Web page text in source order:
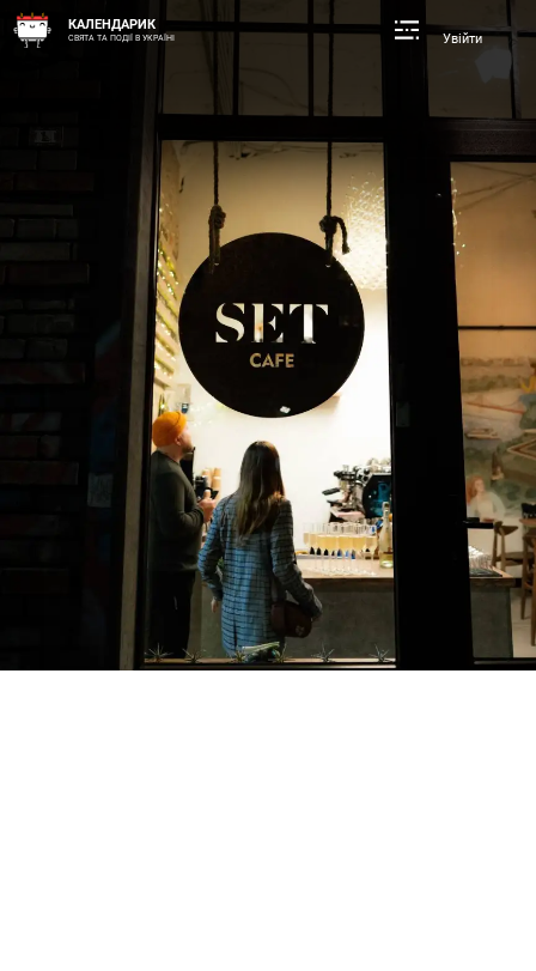
КАЛЕНДАРИК
СВЯТА ТА ПОДІЇ В УКРАЇНІ Увійти